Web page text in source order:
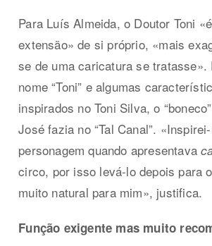
Para Luís Almeida, o Doutor Toni
extensão» de si próprio, «mais
se de uma caricatura se tratasse».
nome “Toni” e algumas
inspirados no Toni Silva, o
José fazia no “Tal Canal”.
personagem quando apresentava
circo, por isso levá-lo depois para
muito natural para mim», justifica.
Função exigente mas muito